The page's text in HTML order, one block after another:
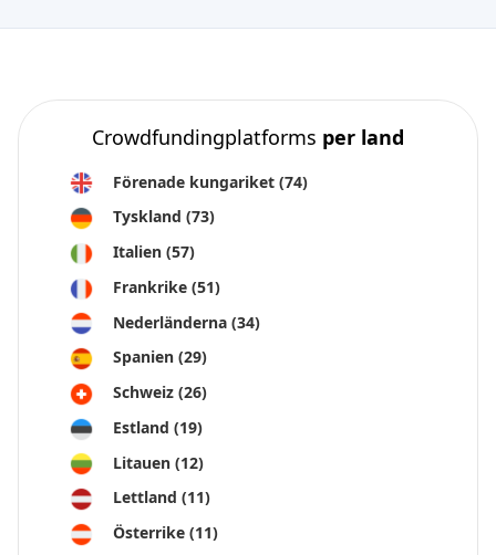
Crowdfundingplatforms per land
Förenade kungariket (74)
Tyskland (73)
Italien (57)
Frankrike (51)
Nederländerna (34)
Spanien (29)
Schweiz (26)
Estland (19)
Litauen (12)
Lettland (11)
Österrike (11)